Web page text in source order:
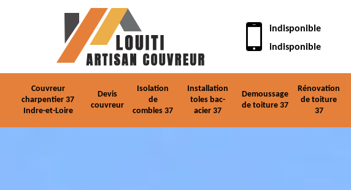
indisponible
indisponible
Couvreur
charpentier 37
Indre-et-Loire
Devis
couvreur
Isolation
de
combles 37
Installation
toles bac-
acier 37
Demoussage
de toiture 37
Rénovation
de toiture
37